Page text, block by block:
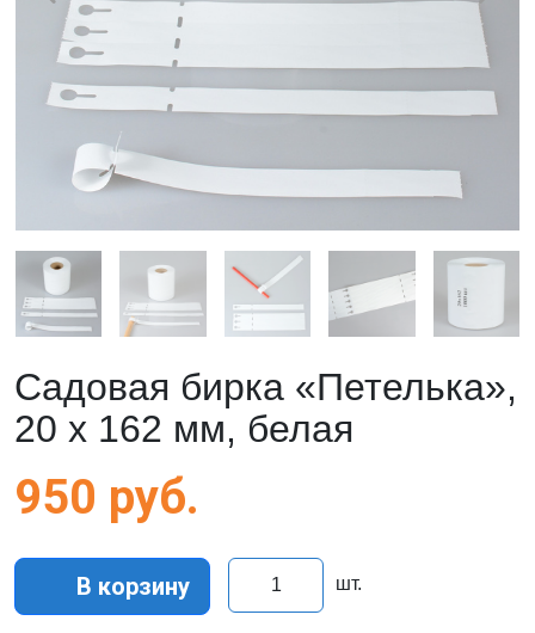
Садовая бирка «Петелька»,
20 х 162 мм, белая
950 руб.
В корзину шт.